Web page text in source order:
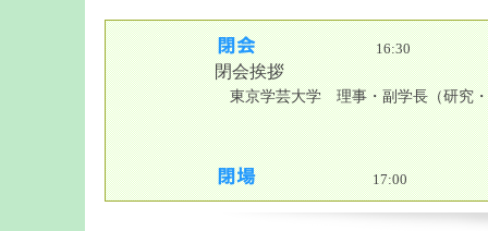
16:30
閉会挨拶
東京学芸大学 理事・副学長（研究
17:00